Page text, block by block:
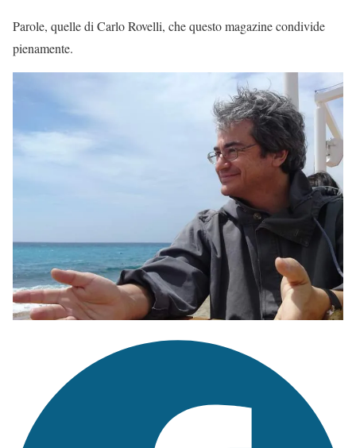
Parole, quelle di Carlo Rovelli, che questo magazine condivide
pienamente.